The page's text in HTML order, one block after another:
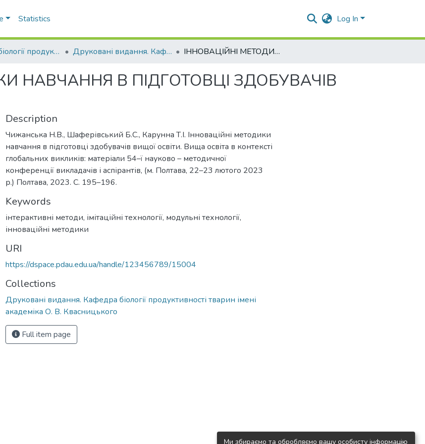
Statistics Log In
Кафедра біології продуктивності тварин ім. академіка О.В. Квасницького Друковані видання. Кафедра біології продуктивності тварин імені академіка О. В. Квасницького ІННОВАЦІЙНІ МЕТОДИКИ НАВЧАННЯ В ПІДГОТОВЦІ ЗДОБУВАЧІВ ВИЩОЇ ОСВІТИ
НАВЧАННЯ В ПІДГОТОВЦІ ЗДОБУВАЧІВ
Description
Чижанська Н.В., Шаферівський Б.С., Карунна Т.І. Інноваційні методики
навчання в підготовці здобувачів вищої освіти. Вища освіта в контексті
глобальних викликів: матеріали 54–ї науково – методичної
конференції викладачів і аспірантів, (м. Полтава, 22–23 лютого 2023
р.) Полтава, 2023. С. 195–196.
Keywords
інтерактивні методи, імітаційні технології, модульні технології,
інноваційні методики
URI
https://dspace.pdau.edu.ua/handle/123456789/15004
Collections
Друковані видання. Кафедра біології продуктивності тварин імені
академіка О. В. Квасницького
Full item page
Ми збираємо та обробляємо вашу особисту інформацію